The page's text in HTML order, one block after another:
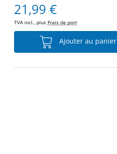
21,99 €
TVA incl., plus Frais de port
Ajouter au panier